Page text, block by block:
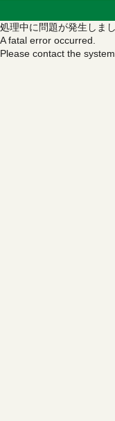
処理中に問題が発生しま
A fatal error occurred.
Please contact the